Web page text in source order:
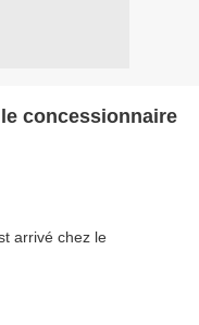
concessionnaire